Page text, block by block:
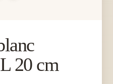
20 cm